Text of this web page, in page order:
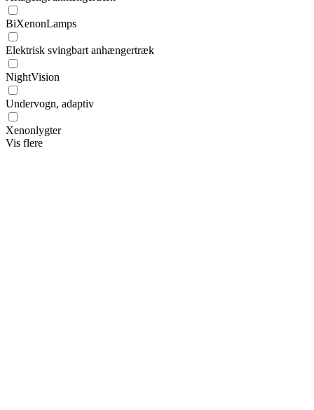
BiXenonLamps
Elektrisk svingbart anhængertræk
NightVision
Undervogn, adaptiv
Xenonlygter
Vis flere